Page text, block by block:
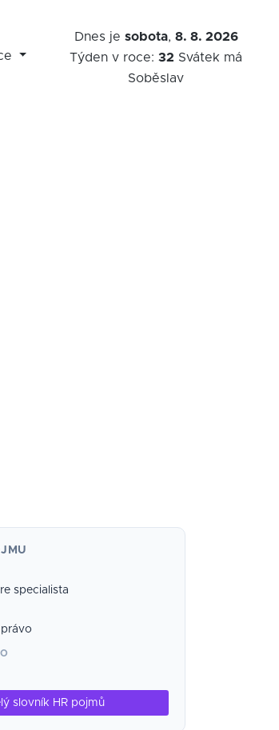
Dnes je sobota, 8. 8. 2026
Týden v roce:32 Svátek má
Soběslav
specialista
slovník HR pojmů